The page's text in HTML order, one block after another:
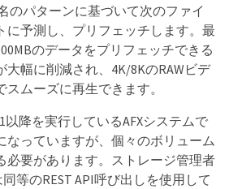
のパターンに基づいて次のファイ
に予測し、プリフェッチします。最
のデータをプリフェッチできる
大幅に削減され、4K/8KのRAWビデ
ムーズに再生できます。
以降を実行しているAFXシステムで
なっていますが、個々のボリューム
必要があります。ストレージ管理者
等のREST API呼び出しを使用して